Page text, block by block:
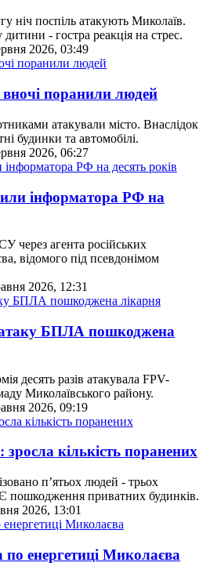
ніч поспіль атакують Миколаїв.
- гостра реакція на стрес.
2026, 03:49
поранили людей
атакували місто. Внаслідок
будинки та автомобілі.
2026, 06:27
інформатора РФ на
через агента російських
відомого під псевдонімом
2026, 12:31
БПЛА пошкоджена
десять разів атакувала FPV-
Миколаївського району.
2026, 09:19
кількість поранених
пʼятьох людей - трьох
пошкодження приватних будинків.
2026, 13:01
по енергетиці Миколаєва